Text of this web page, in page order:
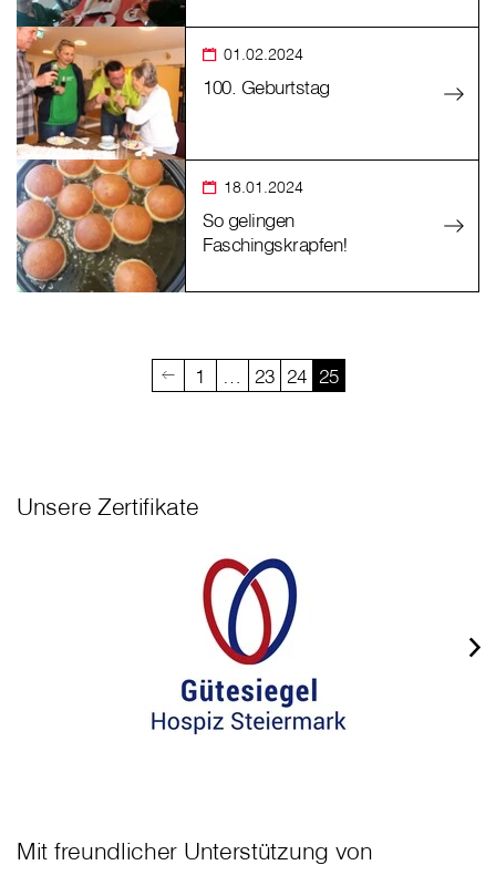
01.02.2024
100. Geburtstag
18.01.2024
So gelingen
Faschingskrapfen!
1 23 24 25
Unsere Zertifikate
Mit freundlicher Unterstützung von